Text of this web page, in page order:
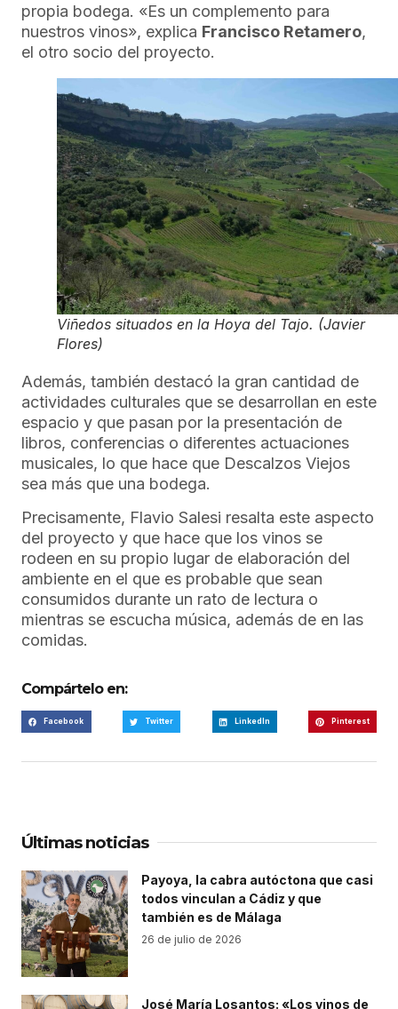
propia bodega. «Es un complemento para
nuestros vinos», explica Francisco Retamero,
el otro socio del proyecto.
Viñedos situados en la Hoya del Tajo. (Javier
Flores)
Además, también destacó la gran cantidad de
actividades culturales que se desarrollan en este
espacio y que pasan por la presentación de
libros, conferencias o diferentes actuaciones
musicales, lo que hace que Descalzos Viejos
sea más que una bodega.
Precisamente, Flavio Salesi resalta este aspecto
del proyecto y que hace que los vinos se
rodeen en su propio lugar de elaboración del
ambiente en el que es probable que sean
consumidos durante un rato de lectura o
mientras se escucha música, además de en las
comidas.
Compártelo en:
Facebook Twitter LinkedIn Pinterest
Últimas noticias
Payoya, la cabra autóctona que casi
todos vinculan a Cádiz y que
también es de Málaga
26 de julio de 2026
José María Losantos: «Los vinos de